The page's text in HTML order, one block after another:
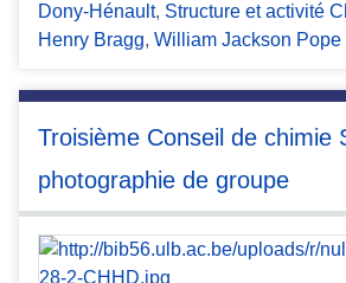
Dony-Hénault, Structure et activité
Henry Bragg, William Jackson Pope
Troisième Conseil de chimie
photographie de groupe